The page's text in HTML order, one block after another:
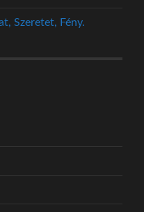
Szeretet, Fény.